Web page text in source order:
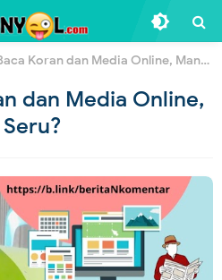
Koran dan Media Online, Mana yang Lebih Seru?
dan Media Online,